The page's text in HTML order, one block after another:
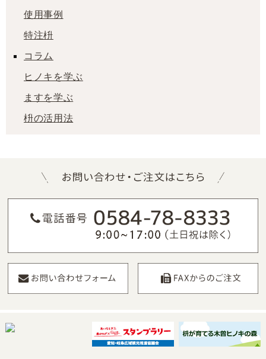
使用事例
特注枡
コラム
ヒノキを学ぶ
ますを学ぶ
枡の活用法